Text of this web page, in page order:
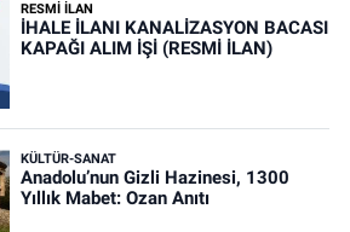
RESMİ İLAN
İHALE İLANI KANALİZASYON BACASI
KAPAĞI ALIM İŞİ (RESMİ İLAN)
KÜLTÜR-SANAT
Anadolu’nun Gizli Hazinesi, 1300
Yıllık Mabet: Ozan Anıtı